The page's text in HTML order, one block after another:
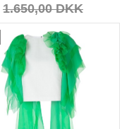
1.650,00 DKK